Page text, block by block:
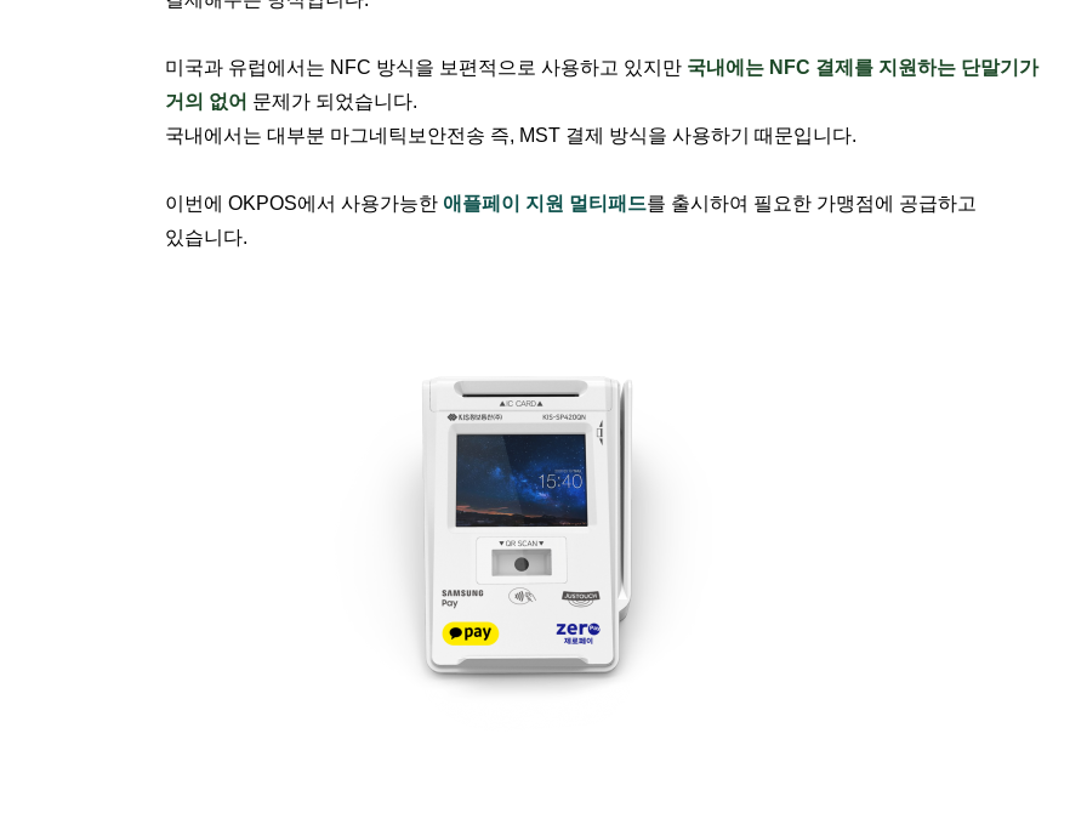
미국과 유럽에서는 NFC 방식을 보편적으로 사용하고 있지만 국내에는 NFC 결제를 지원하는 단말기가
거의 없어 문제가 되었습니다.
국내에서는 대부분 마그네틱보안전송 즉, MST 결제 방식을 사용하기 때문입니다.
이번에 OKPOS에서 사용가능한 애플페이 지원 멀티패드를 출시하여 필요한 가맹점에 공급하고
있습니다.